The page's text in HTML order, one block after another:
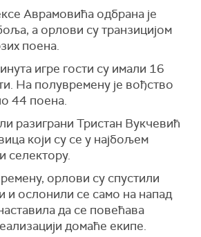
Аврамовића одбрана је
а орлови су транзицијом
поена.
игре гости су имали 16
На полувремену је вођство
44 поена.
разиграни Тристан Вукчевић
који су се у најбољем
селектору.
орлови су спустили
и ослонили се само на напад
да се повећава
домаће екипе.